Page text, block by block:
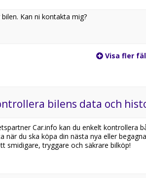
Visa fler
bilens data och
Car.info kan du enkelt kontrollera
när du ska köpa din nästa nya eller
smidigare, tryggare och säkrare bilköp!